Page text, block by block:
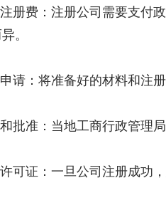
册费：注册公司需要支付
。
请：将准备好的材料和注
批准：当地工商行政管理
可证：一旦公司注册成功